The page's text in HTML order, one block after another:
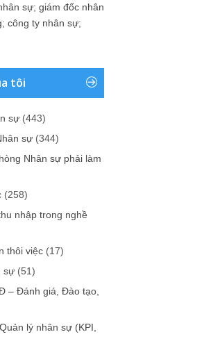
sự; giám đốc nhân
; công ty nhân sự;
tôi
sự (443)
sự (344)
Nhân sự phải làm
(258)
nhập trong nghề
thôi việc (17)
sự (51)
– Đánh giá, Đào tạo,
lý nhân sự (KPI,